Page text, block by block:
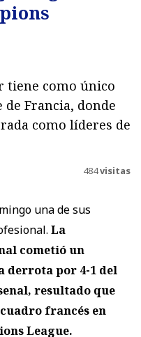
tiene como único
Francia, donde
como líderes de
484visitas
una de sus
La
cometió un
derrota por 4-1 del
resultado que
francés en
League.